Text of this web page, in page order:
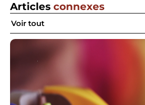
Articles connexes
Voir tout